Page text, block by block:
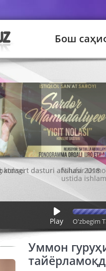
Бош
konsert dasturi afishasi 2018
Play O'zbegim
Уммон